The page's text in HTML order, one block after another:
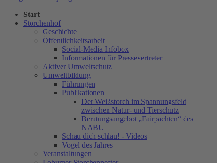
Start
Storchenhof
Geschichte
Öffentlichkeitsarbeit
Social-Media Infobox
Informationen für Pressevertreter
Aktiver Umweltschutz
Umweltbildung
Führungen
Publikationen
Der Weißstorch im Spannungsfeld
zwischen Natur- und Tierschutz
Beratungsangebot „Fairpachten“ des
NABU
Schau dich schlau! - Videos
Vogel des Jahres
Veranstaltungen